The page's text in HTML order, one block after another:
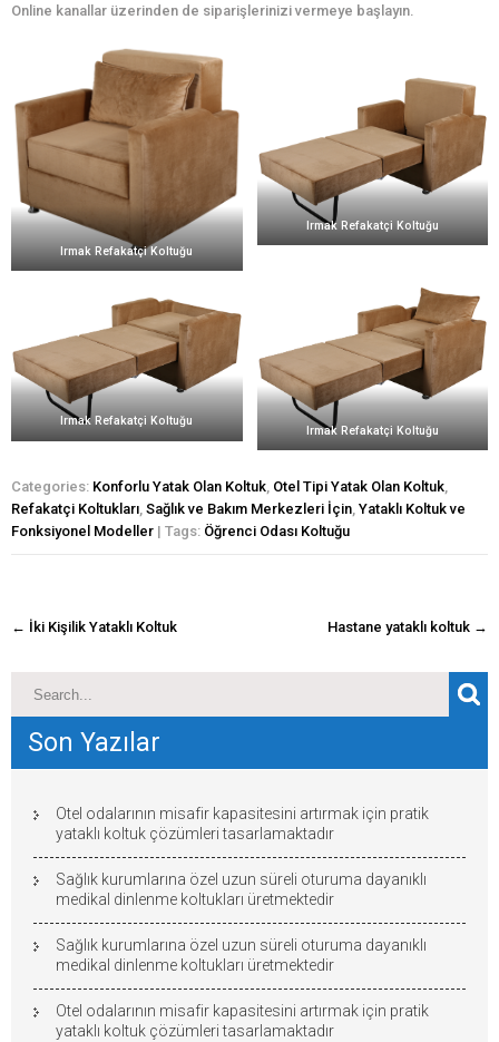
Online kanallar üzerinden de siparişlerinizi vermeye başlayın.
Irmak Refakatçi Koltuğu
Irmak Refakatçi Koltuğu
Irmak Refakatçi Koltuğu
Irmak Refakatçi Koltuğu
Categories: Konforlu Yatak Olan Koltuk, Otel Tipi Yatak Olan Koltuk,
Refakatçi Koltukları, Sağlık ve Bakım Merkezleri İçin, Yataklı Koltuk ve
Fonksiyonel Modeller | Tags: Öğrenci Odası Koltuğu
navigasyon
← İki Kişilik Yataklı Koltuk Hastane yataklı koltuk →
Son Yazılar
Otel odalarının misafir kapasitesini artırmak için pratik
yataklı koltuk çözümleri tasarlamaktadır
Sağlık kurumlarına özel uzun süreli oturuma dayanıklı
medikal dinlenme koltukları üretmektedir
Sağlık kurumlarına özel uzun süreli oturuma dayanıklı
medikal dinlenme koltukları üretmektedir
Otel odalarının misafir kapasitesini artırmak için pratik
yataklı koltuk çözümleri tasarlamaktadır